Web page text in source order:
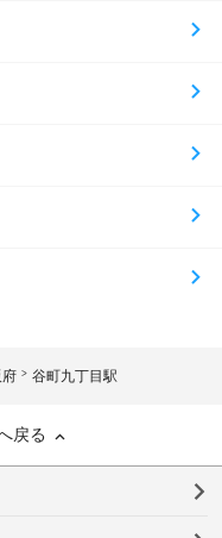
府 谷町九丁目駅
戻る